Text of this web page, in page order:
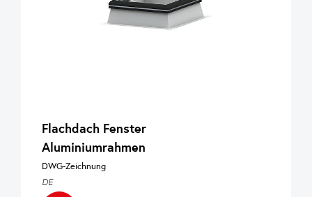
Flachdach Fenster
Aluminiumrahmen
DWG-Zeichnung
DE